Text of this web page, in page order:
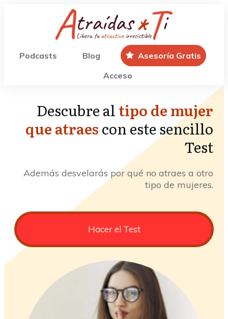
Podcasts Blog
Asesoría Gratis
Acceso
Descubre altipo de mujer
que atraescon este sencillo
Test
Además desvelarás por qué no atraes a otro
tipo de mujeres.
Hacer el Test